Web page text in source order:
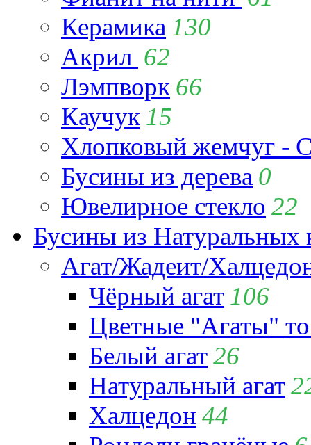
Керамика 130
Акрил 62
Лэмпворк 66
Каучук 15
Хлопковый жемчуг -
Бусины из дерева 0
Ювелирное стекло 22
Бусины из Натуральных
Агат/Жадеит/
Чёрный агат 106
Цветные "Агаты"
Белый агат26
Натуральный агат
Халцедон 44